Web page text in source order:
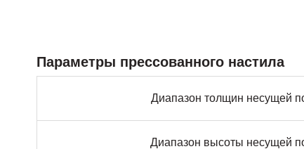
Параметры прессованного настила
Диапазон толщин несущей
Диапазон высоты несущей